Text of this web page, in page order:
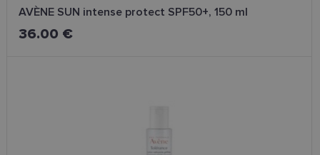
AVÈNE SUN intense protect SPF50+, 150 ml
36.00 €